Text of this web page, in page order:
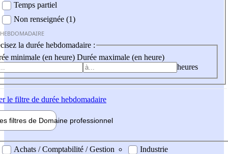
Temps partiel
Non renseignée (1)
la durée hebdomadaire :
minimale (en heure) Durée maximale (en heure)
heures
le filtre de durée hebdomadaire
filtres de Domaine professionnel
professionel
Achats / Comptabilité / Gestion
Industrie